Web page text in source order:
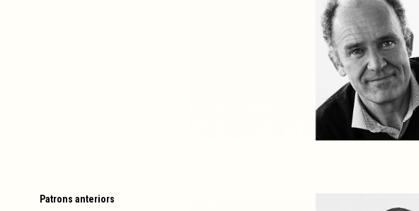
Patrons anteriors